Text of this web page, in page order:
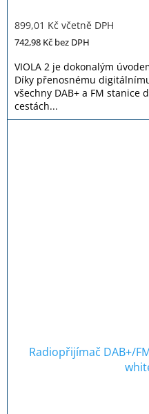
produktu
je
z
5
hvězdiček.
899,01 Kč včetně DPH
742,98 Kč bez DPH
VIOLA 2 je dokonalým
Díky přenosnému
všechny DAB+ a FM stanice
cestách...
Radiopřijímač DAB+/